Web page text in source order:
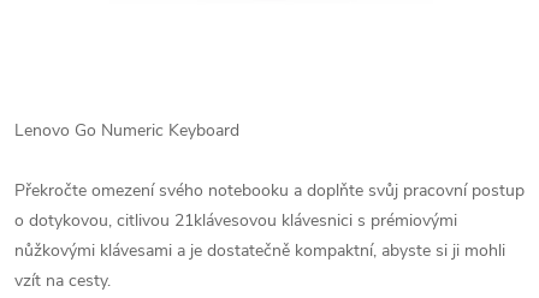
Lenovo Go Numeric Keyboard
Překročte omezení svého notebooku a doplňte svůj pracovní postup
o dotykovou, citlivou 21klávesovou klávesnici s prémiovými
nůžkovými klávesami a je dostatečně kompaktní, abyste si ji mohli
vzít na cesty.